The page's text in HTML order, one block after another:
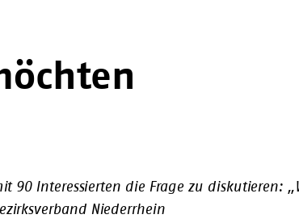
90 Interessierten die Frage zu diskutieren:
Niederrhein